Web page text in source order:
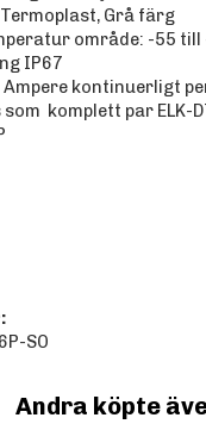
Grå färg
område: -55 till
IP67
Ampere kontinuerligt
komplett par ELK-
SO
Andra köpte